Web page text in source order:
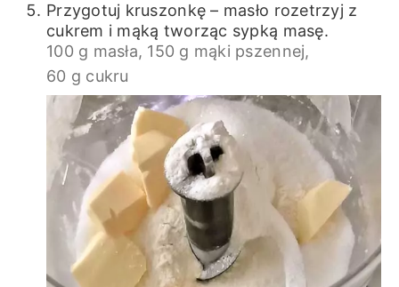
Przygotuj kruszonkę – masło rozetrzyj z
cukrem i mąką tworząc sypką masę.
100 g masła, 150 g mąki pszennej,
60 g cukru